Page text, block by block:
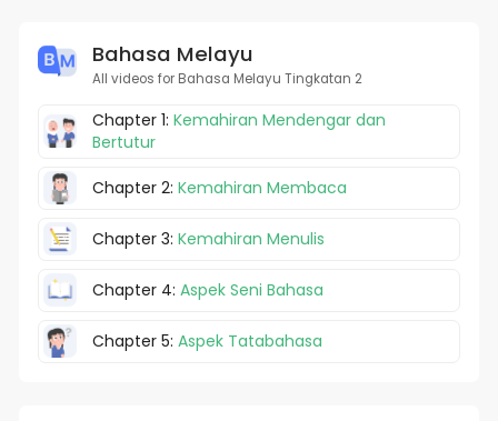
Bahasa Melayu
All videos for Bahasa Melayu Tingkatan 2
Chapter 1: Kemahiran Mendengar dan
Bertutur
Chapter 2: Kemahiran Membaca
Chapter 3: Kemahiran Menulis
Chapter 4: Aspek Seni Bahasa
Chapter 5: Aspek Tatabahasa